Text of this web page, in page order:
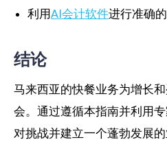
利用AI会计软件进行准确
结论
马来西亚的快餐业务为增长
会。通过遵循本指南并利用
对挑战并建立一个蓬勃发展的